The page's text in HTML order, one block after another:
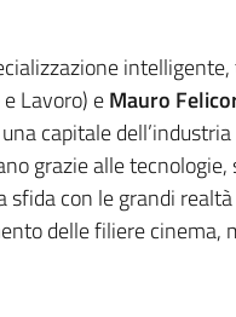
Lavoro) eMauro
capitale
grazie alle
con le grandi
delle filiere cinema,